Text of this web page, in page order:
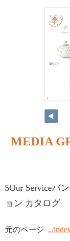
MEDIA
5Our Serviceバ
ョン カタログ
元のページ ../